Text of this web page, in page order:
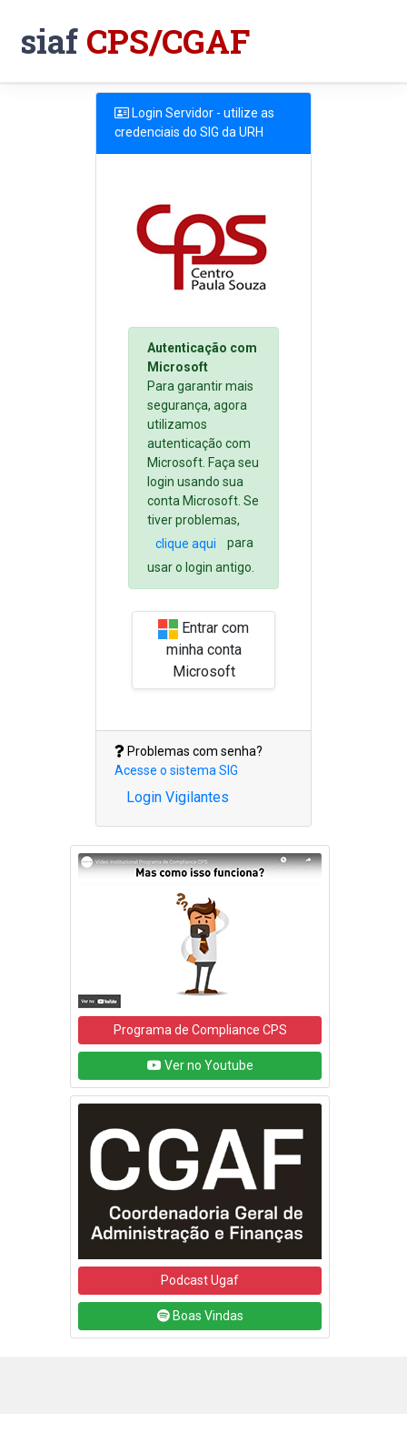
siaf CPS/CGAF
Login Servidor - utilize as
credenciais do SIG da URH
Autenticação com
Microsoft
Para garantir mais
segurança, agora
utilizamos
autenticação com
Microsoft. Faça seu
login usando sua
conta Microsoft. Se
tiver problemas,
clique aqui
para
usar o login antigo.
Entrar com
minha conta
Microsoft
Problemas com senha?
Acesse o sistema SIG
Login Vigilantes
Programa de Compliance CPS
Ver no Youtube
Podcast Ugaf
Boas Vindas